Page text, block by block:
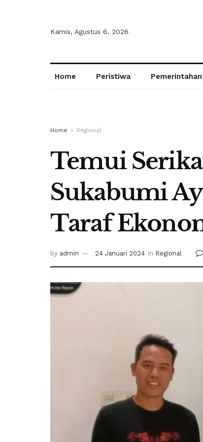
Kamis, Agustus 6, 2026
Home Peristiwa Pemerintahan
Home Regional
Temui
Sukabumi
Taraf
by admin 24 Januari 2024 in Regional